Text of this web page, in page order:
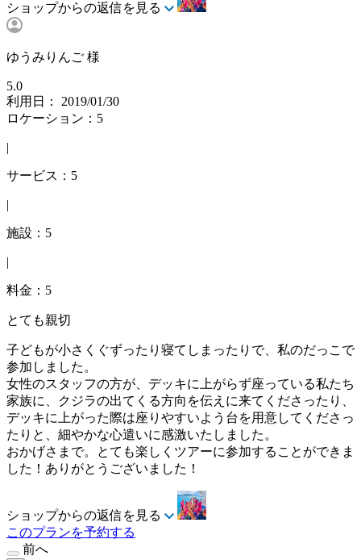
ショップからの返信を見る
ゆうみりんご 様
5.0
利用日： 2019/01/30
ロケーション：5
|
サービス：5
|
施設：5
|
料金：5
とても親切
子どもが小さくぐずったり寝てしまったりで、私のだっこで
参加しました。
女性のスタッフの方が、デッキに上がらず座っている私たち
家族に、クジラの出てくる方向を伝えに来てくださったり、
デッキに上がった際は座りやすいよう台を用意してくださっ
たりと、細やかな心遣いに感激いたしました。
おかげさまで。とても楽しくツアーに参加することができま
した！ありがとうございました！
ショップからの返信を見る
このプランを予約する
前へ